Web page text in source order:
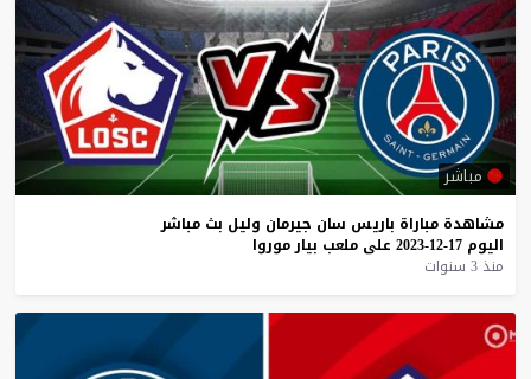
مباشر
مشاهدة مباراة باريس سان جيرمان وليل بث مباشر
اليوم 17-12-2023 على ملعب بيارموروا
منذ 3 سنوات